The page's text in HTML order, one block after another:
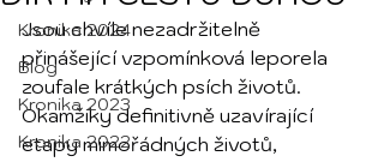
Kronika 2024
Blog
Kronika 2023
Kronika 2022
Jsou chvíle nezadržitelně
přinášející vzpomínková leporela
zoufale krátkých psích životů.
Okamžiky definitivně uzavírající
etapy mimořádných životů,